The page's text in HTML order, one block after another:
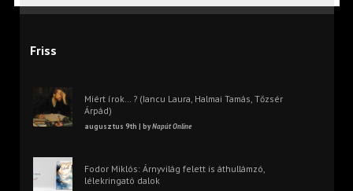
Friss
Miért írok… ? (Iancu Laura, Halmai Tamás, Tőzsér
Árpád)
augusztus 9th | byNapút Online
Fodor Miklós: Árnyvilág felett is áthullámzó,
lélekringató dalok